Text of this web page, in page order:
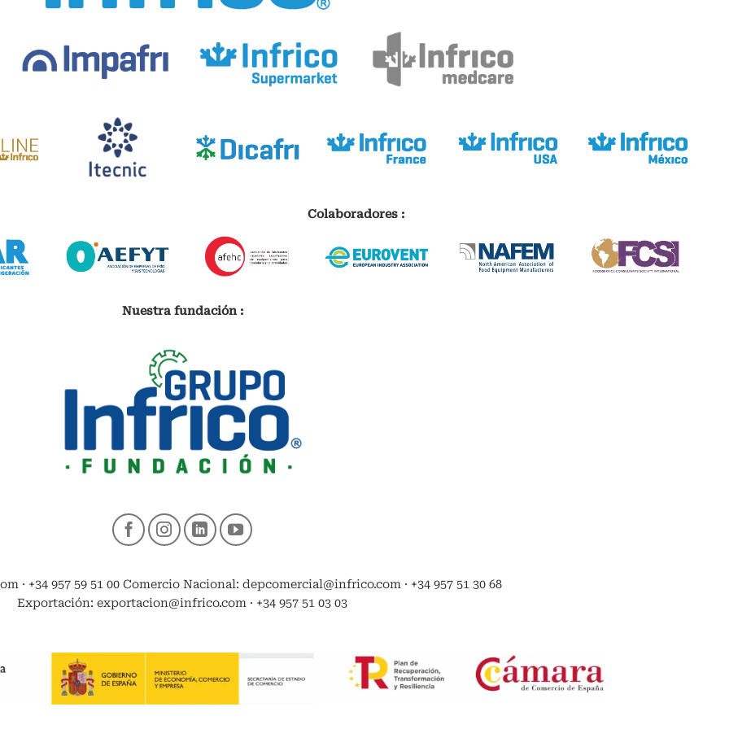
Colaboradores :
Nuestra fundación :
· +34 957 59 51 00 Comercio Nacional: depcomercial@infrico.com · +34 957 51 30 68
Exportación: exportacion@infrico.com · +34 957 51 03 03